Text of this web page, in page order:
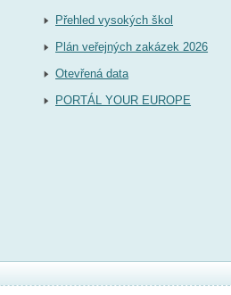
Přehled vysokých škol
Plán veřejných zakázek 2026
Otevřená data
PORTÁL YOUR EUROPE